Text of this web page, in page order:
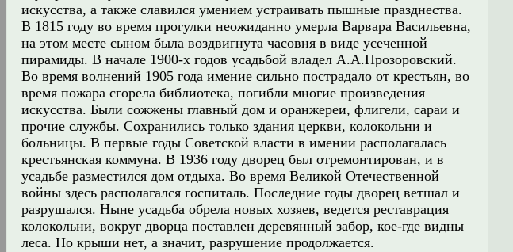
искусства, а также славился умением устраивать пышные празднества.
В 1815 году во время прогулки неожиданно умерла Варвара Васильевна,
на этом месте сыном была воздвигнута часовня в виде усеченной
пирамиды. В начале 1900-х годов усадьбой владел А.А.Прозоровский.
Во время волнений 1905 года имение сильно пострадало от крестьян, во
время пожара сгорела библиотека, погибли многие произведения
искусства. Были сожжены главный дом и оранжереи, флигели, сараи и
прочие службы. Сохранились только здания церкви, колокольни и
больницы. В первые годы Советской власти в имении раcполагалась
крестьянская коммуна. В 1936 году дворец был отремонтирован, и в
усадьбе разместился дом отдыха. Во время Великой Отечественной
войны здесь располагался госпиталь. Последние годы дворец ветшал и
разрушался. Ныне усадьба обрела новых хозяев, ведется реставрация
колокольни, вокруг дворца поставлен деревянный забор, кое-где видны
леса. Но крыши нет, а значит, разрушение продолжается.